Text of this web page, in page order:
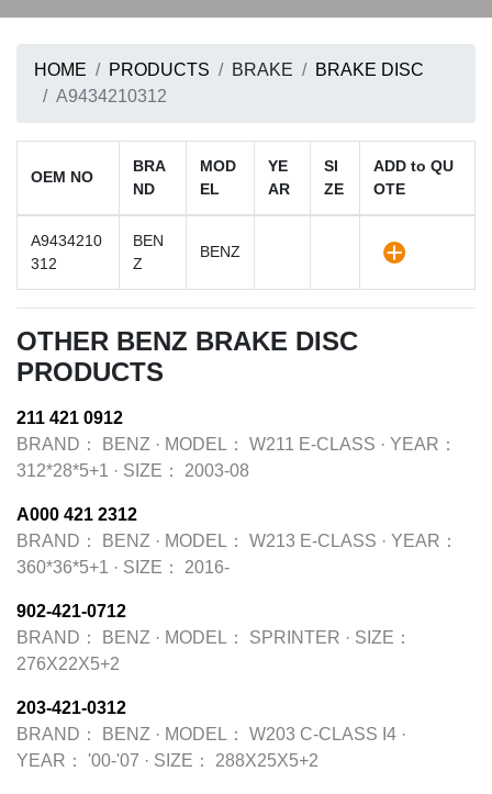
HOME PRODUCTS BRAKE
BRAKE DISC
A9434210312
OEM NO
BRA
ND
MOD
EL
YE
AR
SI
ZE
ADD to QU
OTE
A9434210
312
BEN
Z
BENZ
OTHER BENZ BRAKE DISC
PRODUCTS
211 421 0912
BRAND：
BENZ · MODEL： W211 E-CLASS · YEAR：
312*28*5+1 · SIZE： 2003-08
A000 421 2312
BRAND：
BENZ · MODEL： W213 E-CLASS · YEAR：
360*36*5+1 · SIZE： 2016-
902-421-0712
BRAND：
BENZ · MODEL： SPRINTER · SIZE：
276X22X5+2
203-421-0312
BRAND：
BENZ · MODEL： W203 C-CLASS I4 ·
YEAR：
'00-'07 · SIZE： 288X25X5+2